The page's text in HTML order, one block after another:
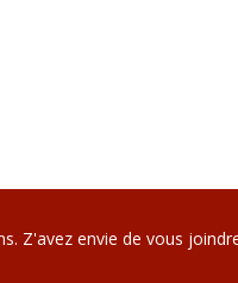
Z'avez envie de vous